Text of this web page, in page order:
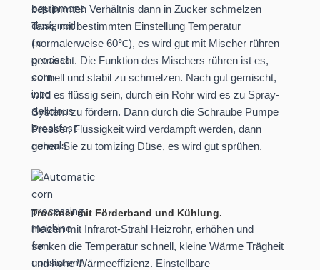
bestimmten Verhältnis dann in Zucker schmelzen
Tank, mit bestimmten Einstellung Temperatur
(normalerweise 60℃), es wird gut mit Mischer rühren
gemischt. Die Funktion des Mischers rühren ist es,
schnell und stabil zu schmelzen. Nach gut gemischt,
wird es flüssig sein, durch ein Rohr wird es zu Spray-
System zu fördern. Dann durch die Schraube Pumpe
Presser, Flüssigkeit wird verdampft werden, dann
gehen Sie zu tomizing Düse, es wird gut sprühen.
Trockner mit Förderband und Kühlung.
Heizen mit Infrarot-Strahl Heizrohr, erhöhen und
senken die Temperatur schnell, kleine Wärme Trägheit
und hohe Wärmeeffizienz. Einstellbare